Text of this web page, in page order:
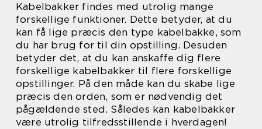
Kabelbakker findes med utrolig mange
forskellige funktioner. Dette betyder, at du
kan få lige præcis den type kabelbakke, som
du har brug for til din opstilling. Desuden
betyder det, at du kan anskaffe dig flere
forskellige kabelbakker til flere forskellige
opstillinger. På den måde kan du skabe lige
præcis den orden, som er nødvendig det
pågældende sted. Således kan kabelbakker
være utrolig tilfredsstillende i hverdagen!